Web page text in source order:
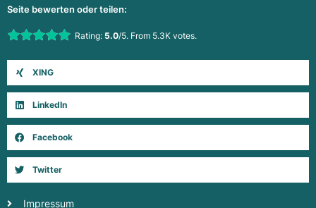
Seite bewerten oder teilen:
Rate this item:Rating: 5.0/5. From 5.3K votes.
XING
LinkedIn
Facebook
Twitter
Impressum